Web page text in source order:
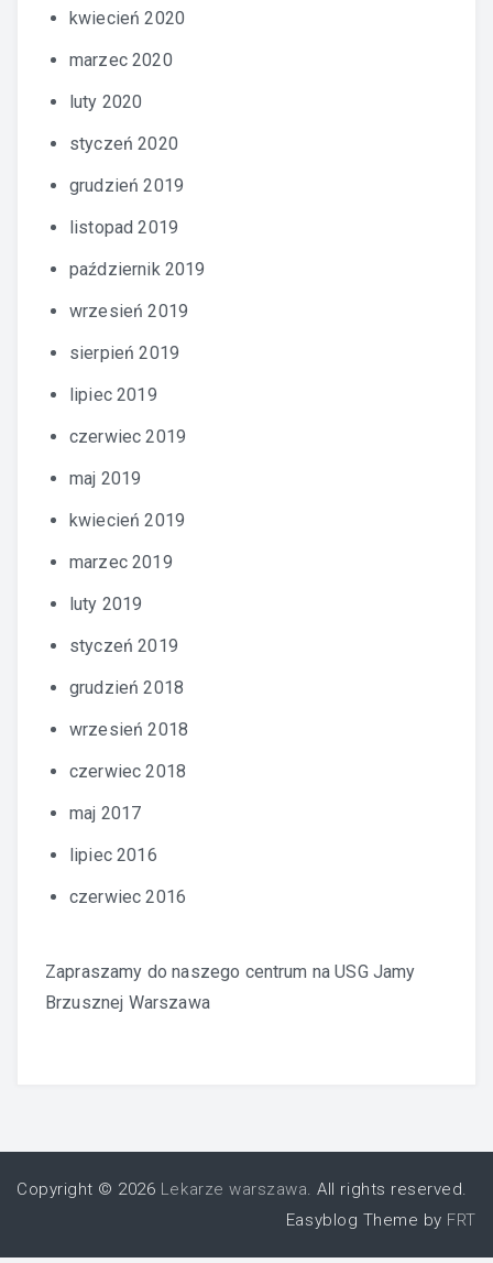
kwiecień 2020
marzec 2020
luty 2020
styczeń 2020
grudzień 2019
listopad 2019
październik 2019
wrzesień 2019
sierpień 2019
lipiec 2019
czerwiec 2019
maj 2019
kwiecień 2019
marzec 2019
luty 2019
styczeń 2019
grudzień 2018
wrzesień 2018
czerwiec 2018
maj 2017
lipiec 2016
czerwiec 2016
Zapraszamy do naszego centrum naUSG Jamy
Brzusznej Warszawa
Copyright © 2026 Lekarze warszawa. All rights reserved.
Easyblog Theme by FRT